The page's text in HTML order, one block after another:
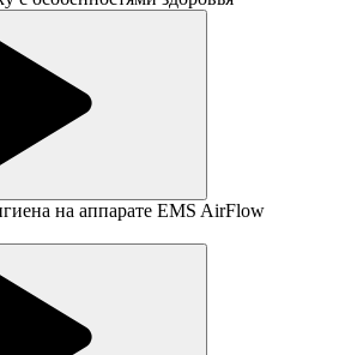
на аппарате EMS AirFlow